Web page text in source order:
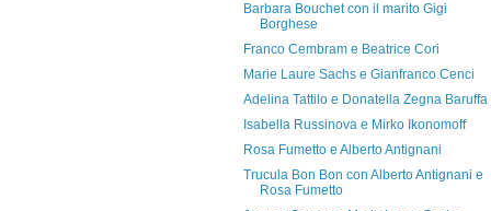
Barbara Bouchet con il marito Gigi
Borghese
Franco Cembram e Beatrice Cori
Marie Laure Sachs e Gianfranco Cenci
Adelina Tattilo e Donatella Zegna Baruffa
Isabella Russinova e Mirko Ikonomoff
Rosa Fumetto e Alberto Antignani
Trucula Bon Bon con Alberto Antignani e
Rosa Fumetto